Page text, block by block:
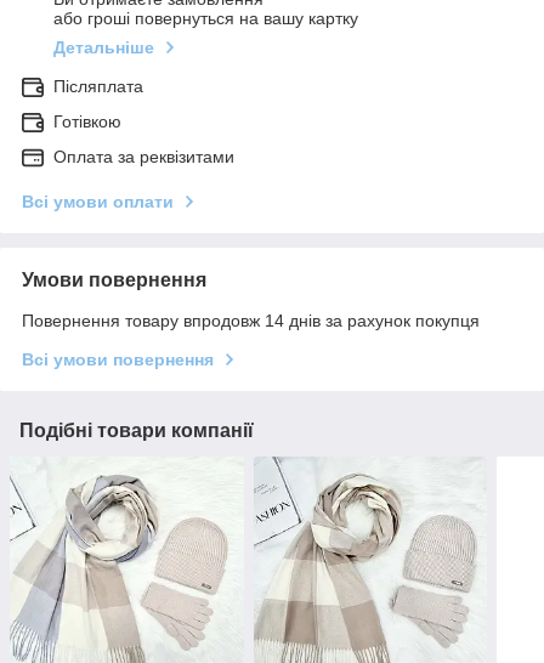
або гроші повернуться на вашу картку
Детальніше
Післяплата
Готівкою
Оплата за реквізитами
Всі умови оплати
Умови повернення
Повернення товару впродовж 14 днів за рахунок покупця
Всі умови повернення
Подібні товари компанії